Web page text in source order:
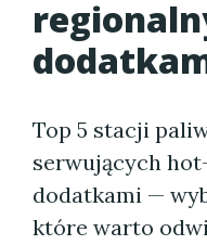
Top 5 stacji
serwujących
dodatkami —
które warto